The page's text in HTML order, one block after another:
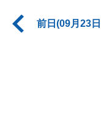
前日(09月23